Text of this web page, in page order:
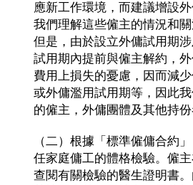
應新工作環境，而建議增設
我們理解這些僱主的情況和
但是，由於設立外傭試用期
試用期內提前與僱主解約，
費用上損失的憂慮，因而減
或外傭濫用試用期等，因此
的僱主，外傭團體及其他持
（二）根據「標準僱傭合約
任家庭傭工的體格檢驗。僱
查閱有關檢驗的醫生證明書